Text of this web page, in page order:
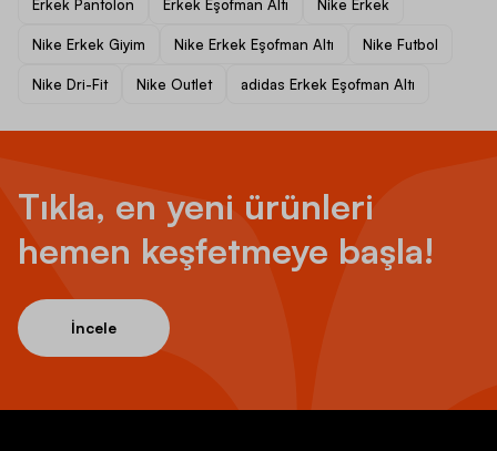
Erkek Pantolon Erkek Eşofman Altı Nike Erkek
Nike Erkek Giyim Nike Erkek Eşofman Altı Nike Futbol
Nike Dri-Fit Nike Outlet adidas Erkek Eşofman Altı
Tıkla, en yeni ürünleri
hemen keşfetmeye başla!
İncele